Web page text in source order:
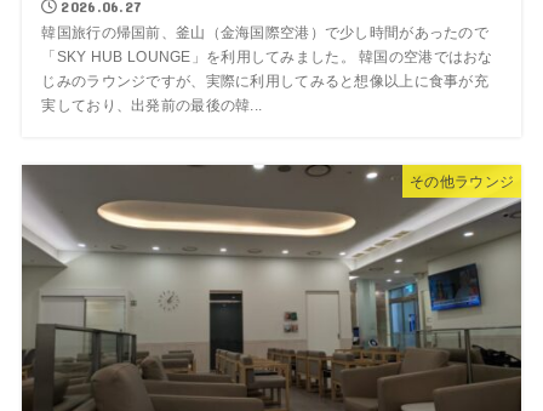
2026.06.27
韓国旅行の帰国前、釜山（金海国際空港）で少し時間があったので
「SKY HUB LOUNGE」を利用してみました。 韓国の空港ではおな
じみのラウンジですが、実際に利用してみると想像以上に食事が充
実しており、出発前の最後の韓...
その他ラウンジ